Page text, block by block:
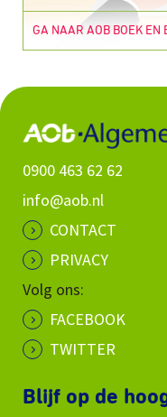
GA NAAR AOB BOEK EN
0900 463 62 62
info@aob.nl
CONTACT
PRIVACY
Volg ons:
FACEBOOK
TWITTER
Blijf op de